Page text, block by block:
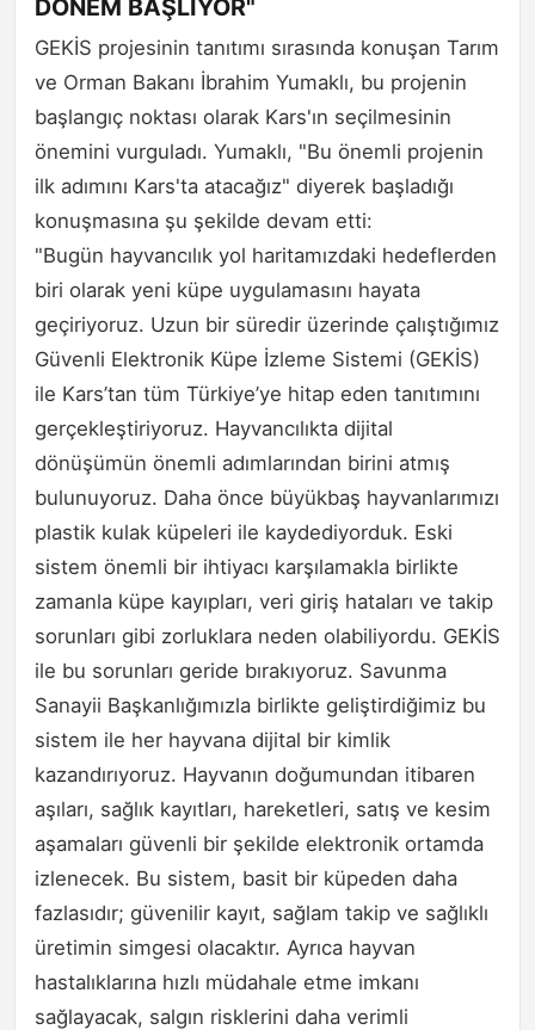
DÖNEM BAŞLIYOR"
GEKİS projesinin tanıtımı sırasında konuşan Tarım
ve Orman Bakanı İbrahim Yumaklı, bu projenin
başlangıç noktası olarak Kars'ın seçilmesinin
önemini vurguladı. Yumaklı, "Bu önemli projenin
ilk adımını Kars'ta atacağız" diyerek başladığı
konuşmasına şu şekilde devam etti:
"Bugün hayvancılık yol haritamızdaki hedeflerden
biri olarak yeni küpe uygulamasını hayata
geçiriyoruz. Uzun bir süredir üzerinde çalıştığımız
Güvenli Elektronik Küpe İzleme Sistemi (GEKİS)
ile Kars’tan tüm Türkiye’ye hitap eden tanıtımını
gerçekleştiriyoruz. Hayvancılıkta dijital
dönüşümün önemli adımlarından birini atmış
bulunuyoruz. Daha önce büyükbaş hayvanlarımızı
plastik kulak küpeleri ile kaydediyorduk. Eski
sistem önemli bir ihtiyacı karşılamakla birlikte
zamanla küpe kayıpları, veri giriş hataları ve takip
sorunları gibi zorluklara neden olabiliyordu. GEKİS
ile bu sorunları geride bırakıyoruz. Savunma
Sanayii Başkanlığımızla birlikte geliştirdiğimiz bu
sistem ile her hayvana dijital bir kimlik
kazandırıyoruz. Hayvanın doğumundan itibaren
aşıları, sağlık kayıtları, hareketleri, satış ve kesim
aşamaları güvenli bir şekilde elektronik ortamda
izlenecek. Bu sistem, basit bir küpeden daha
fazlasıdır; güvenilir kayıt, sağlam takip ve sağlıklı
üretimin simgesi olacaktır. Ayrıca hayvan
hastalıklarına hızlı müdahale etme imkanı
sağlayacak, salgın risklerini daha verimli